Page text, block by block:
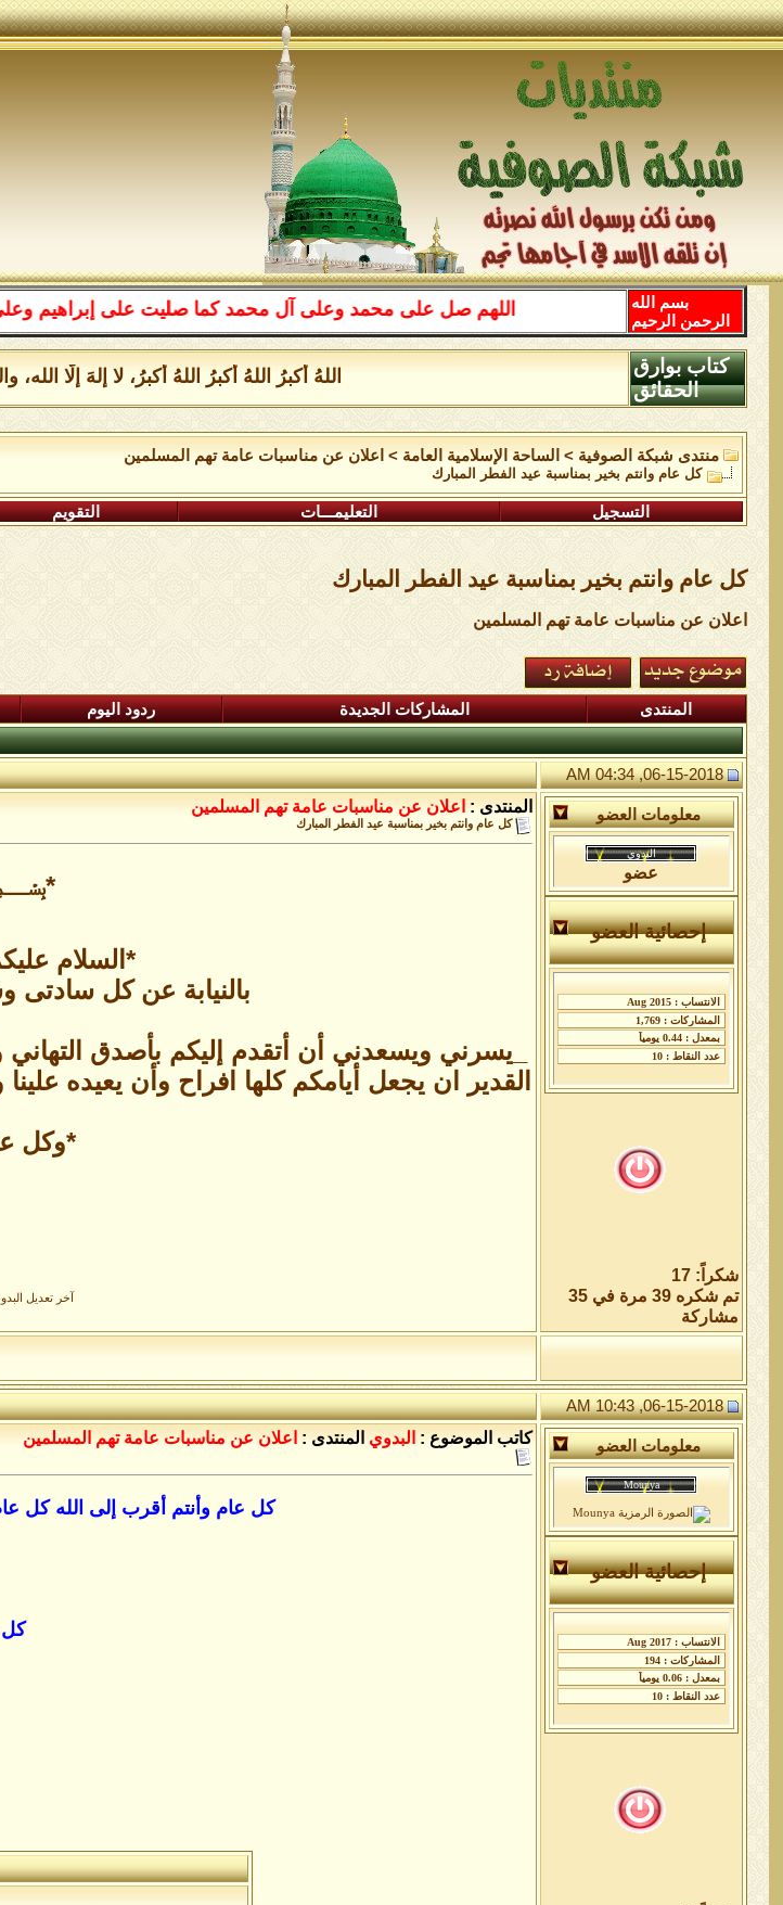
اللهم صل على محمد وعلى آل محمد كما صليت على إبراهيم وعلى آل
بسم الله
الرحمن الرحيم
اللهُ أكبرُ اللهُ أكبرُ اللهُ أكبرُ، لا إلهَ إلَّا الله،
كتاب بوارق
الحقائق
منتدى شبكة الصوفية > الساحة اﻹسلامية العامة > اعلان عن مناسبات عامة تهم المسلمين
كل عام وانتم بخير بمناسبة عيد الفطر المبارك
التسجيل التعليمـــات التقويم
كل عام وانتم بخير بمناسبة عيد الفطر المبارك
اعلان عن مناسبات عامة تهم المسلمين
المنتدى المشاركات الجديدة ردود اليوم
06-15-2018, 04:34 AM
معلومات العضو
عضو
إحصائية العضو
شكراً: 17
تم شكره 39 مرة في 35
مشاركة
المنتدى : اعلان عن مناسبات عامة تهم المسلمين
كل عام وانتم بخير بمناسبة عيد الفطر المبارك
*السلام
بالنيابة عن كل
_يسرني ويسعدني أن أتقدم إليكم بأصدق التهاني
القدير ان يجعل أيامكم كلها افراح وأن يعيده
*وكل
آخر تعديل البدوي يوم
06-15-2018, 10:43 AM
معلومات العضو
إحصائية العضو
كاتب الموضوع : البدوي المنتدى : اعلان عن مناسبات عامة تهم المسلمين
كل عام وأنتم أقرب إلى الله كل عام
كل